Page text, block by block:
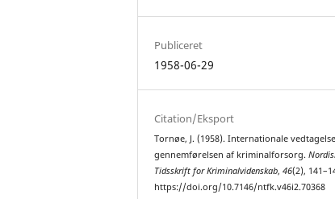
Publiceret
1958-06-29
Citation/Eksport
Tornøe, J. (1958). Internationale
gennemførelsen af kriminalforsorg.
Tidsskrift for Kriminalvidenskab,46(2),
https://doi.org/10.7146/ntfk.v46i2.70368